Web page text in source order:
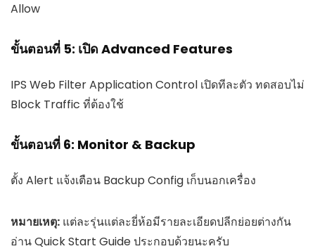
Allow
ขั้นตอนที่ 5: เปิด Advanced Features
IPS Web Filter Application Control เปิดทีละตัว ทดสอบไม่
Block Traffic ที่ต้องใช้
ขั้นตอนที่ 6: Monitor & Backup
ตั้ง Alert แจ้งเตือน Backup Config เก็บนอกเครื่อง
หมายเหตุ: แต่ละรุ่นแต่ละยี่ห้อมีรายละเอียดปลีกย่อยต่างกัน
อ่าน Quick Start Guide ประกอบด้วยนะครับ